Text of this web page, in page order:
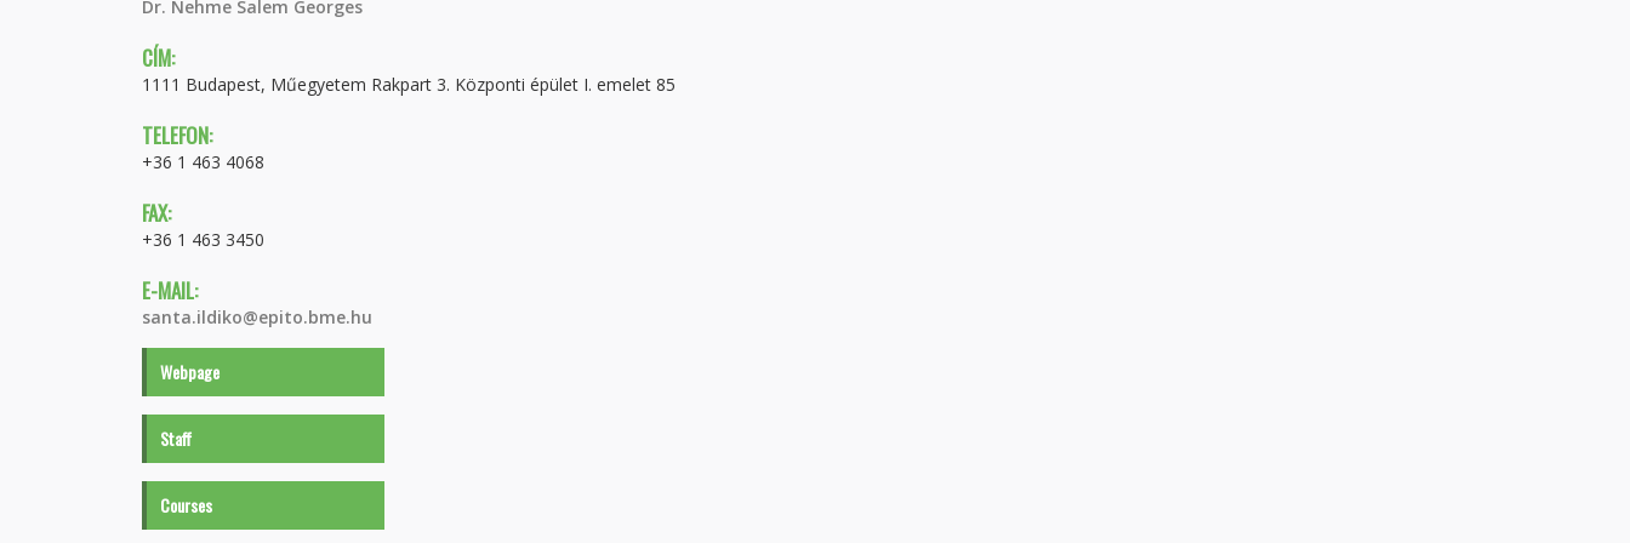
Dr. Nehme Salem Georges
CÍM:
1111 Budapest, Műegyetem Rakpart 3. Központi épület I. emelet 85
TELEFON:
+36 1 463 4068
FAX:
+36 1 463 3450
E-MAIL:
santa.ildiko@epito.bme.hu
Webpage
Staff
Courses